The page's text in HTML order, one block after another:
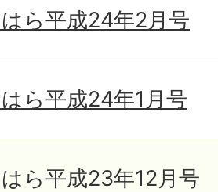
ら平成24年2月号
ら平成24年1月号
ら平成23年12月号